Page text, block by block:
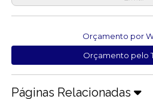
Orçamento por
Orçamento pelo
Páginas Relacionadas